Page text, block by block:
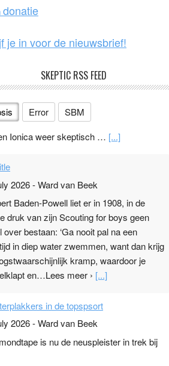
donatie
je in voor de nieuwsbrief!
SKEPTIC RSS FEED
Error SBM
2026
Baden-Powell liet er in 1908, in de
druk van zijn Scouting for boys geen
over bestaan: ‘Ga nooit pal na een
in diep water zwemmen, want dan krijg
kramp, waardoor je
en…Lees meer ›[...]
in de topspsort
is nu de neuspleister in trek bij
Ze hopen ermee hun hartslag te
terwijl ze meer zuurstof opnemen.